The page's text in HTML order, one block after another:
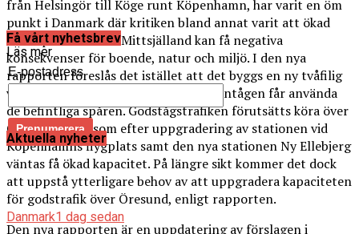
från Helsingör till Köge runt Köpenhamn, har varit en öm
punkt i Danmark där kritiken bland annat varit att ökad
trafik på Nord- och Mittsjälland kan få negativa
konsekvenser för boende, natur och miljö. I den nya
rapporten föreslås det istället att det byggs en ny tvåfilig
väg i vardera riktningen medan persontågen får använda
de befintliga spåren. Godstågstrafiken förutsätts köra över
Öresundsbron som efter uppgradering av stationen vid
Köpenhamns flygplats samt den nya stationen Ny Ellebjerg
väntas få ökad kapacitet. På längre sikt kommer det dock
att uppstå ytterligare behov av att uppgradera kapaciteten
för godstrafik över Öresund, enligt rapporten.
Den nya rapporten är en uppdatering av förslagen i
Läs mer
Få vårt nyhetsbrev
E-postadress
Aktuella nyheter
Danmark1 dag sedan